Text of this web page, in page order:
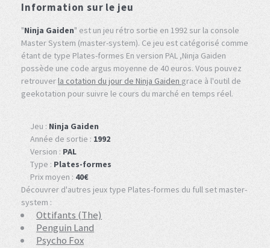
Information sur le jeu
"Ninja Gaiden" est un jeu rétro sortie en 1992 sur la console
Master System (master-system). Ce jeu est catégorisé comme
étant de type Plates-formes En version PAL ,Ninja Gaiden
possède une code argus moyenne de 40 euros. Vous pouvez
retrouverla cotation du jour de Ninja Gaiden grace à l'outil de
geekotation pour suivre le cours du marché en temps réel.
Jeu : Ninja Gaiden
Année de sortie : 1992
Version : PAL
Type : Plates-formes
Prix moyen : 40€
Découvrer d'autres jeux type Plates-formes du full set master-
system :
Ottifants (The)
Penguin Land
Psycho Fox